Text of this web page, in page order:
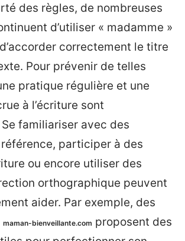
des règles, de nombreuses
d’utiliser « madamme »
correctement le titre
Pour prévenir de telles
pratique régulière et une
à l’écriture sont
familiariser avec des
participer à des
ou encore utiliser des
orthographique peuvent
aider. Par exemple, des
maman-bienveillante.com proposent des